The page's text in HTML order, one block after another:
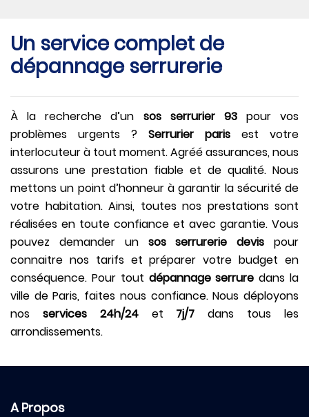
Un service complet de
dépannage serrurerie
À la recherche d’un sos serrurier 93pour vos
problèmes urgents ? Serrurier paris est votre
interlocuteur à tout moment. Agréé assurances, nous
assurons une prestation fiable et de qualité. Nous
mettons un point d’honneur à garantir la sécurité de
votre habitation. Ainsi, toutes nos prestations sont
réalisées en toute confiance et avec garantie. Vous
pouvez demander un sos serrurerie devis pour
connaitre nos tarifs et préparer votre budget en
conséquence. Pour tout dépannage serrure dans la
ville de Paris, faites nous confiance. Nous déployons
nos services 24h/24 et 7j/7 dans tous les
arrondissements.
A Propos